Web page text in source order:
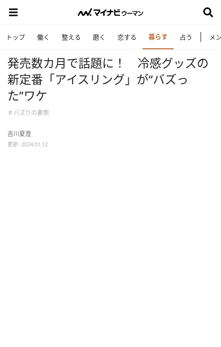
トップ 働く 整える 磨く 恋する 暮らす 占う メ
発売数カ月で話題に！ 冷感グッズの
新定番「アイスリング」が“バズっ
た”ワケ
＃バズりの裏側
吉川夏澄
更新: 2024.01.12